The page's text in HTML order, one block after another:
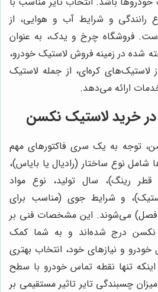
رانندگی و شرایط آب و هوایی، از
است. فروشگاه چرخ و یدک، به عنوان
شده در زمینه فروش لاستیک خودرو،
لاستیک‌های کره‌ای، از جمله لاستیک
ارائه می‌دهد.
خرید لاستیک نکسن
توجه به یک سری فاکتورهای مهم
نوع ساختار (رادیال یا بایاس)،
قطر رینگ)، سال تولید، نوع مواد
و شرایط جوی (مناسب برای
فصل) می‌شوند. این مشخصات فنی بر
نکسن درج شده‌اند و به شما کمک
خودرو و نیازهای خود، انتخاب بهتری
تنها نقطه تماس خودرو با سطح
چسبندگی تایر تاثیر مستقیمی بر